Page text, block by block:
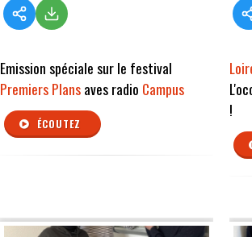
Emission spéciale sur le festival
Premiers Plansaves radio Campus
ÉCOUTEZ
!